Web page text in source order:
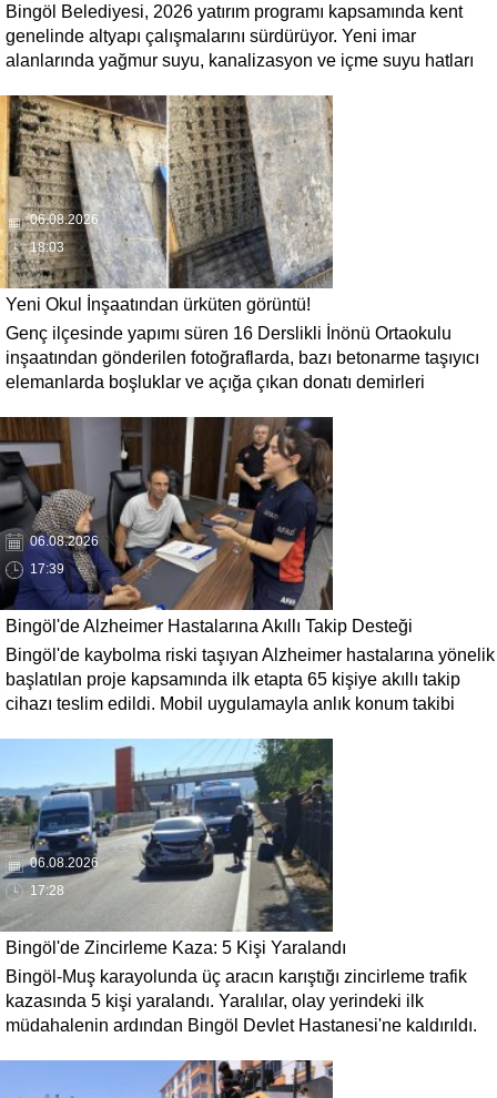
Bingöl Belediyesi, 2026 yatırım programı kapsamında kent
genelinde altyapı çalışmalarını sürdürüyor. Yeni imar
alanlarında yağmur suyu, kanalizasyon ve içme suyu hatları
düzenlemeleri de eş zamanlı yürütülüyor.
06.08.2026
18:03
Yeni Okul İnşaatından ürküten görüntü!
Genç ilçesinde yapımı süren 16 Derslikli İnönü Ortaokulu
inşaatından gönderilen fotoğraflarda, bazı betonarme taşıyıcı
elemanlarda boşluklar ve açığa çıkan donatı demirleri
oluştururken, yetkili kurumların teknik inceleme yapması
çağrısı yapıldı.
06.08.2026
17:39
Bingöl'de Alzheimer Hastalarına Akıllı Takip Desteği
Bingöl'de kaybolma riski taşıyan Alzheimer hastalarına yönelik
başlatılan proje kapsamında ilk etapta 65 kişiye akıllı takip
cihazı teslim edildi. Mobil uygulamayla anlık konum takibi
daha kısa sürede ulaşılmasını sağlaması hedefleniyor.
06.08.2026
17:28
Bingöl'de Zincirleme Kaza: 5 Kişi Yaralandı
Bingöl-Muş karayolunda üç aracın karıştığı zincirleme trafik
kazasında 5 kişi yaralandı. Yaralılar, olay yerindeki ilk
müdahalenin ardından Bingöl Devlet Hastanesi'ne kaldırıldı.